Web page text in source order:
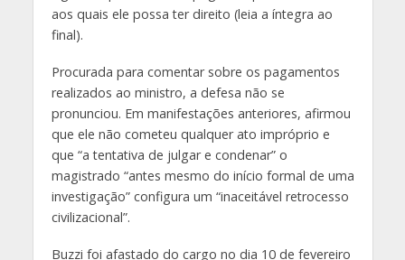
aos quais ele possa ter direito (leia a íntegra ao
final).
Procurada para comentar sobre os pagamentos
realizados ao ministro, a defesa não se
pronunciou. Em manifestações anteriores, afirmou
que ele não cometeu qualquer ato impróprio e
que “a tentativa de julgar e condenar” o
magistrado “antes mesmo do início formal de uma
investigação” configura um “inaceitável retrocesso
civilizacional”.
Buzzi foi afastado do cargo no dia 10 de fevereiro